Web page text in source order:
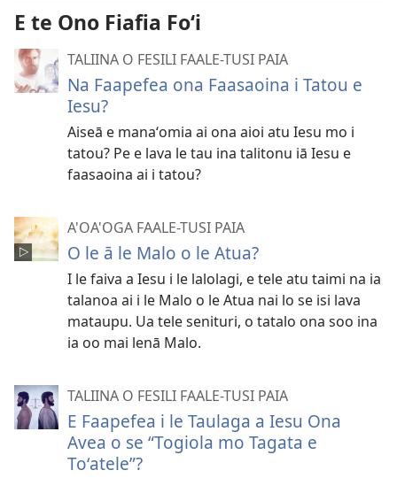
E te Ono Fiafia Foʻi
TALIINA O FESILI FAALE-TUSI PAIA
Na Faapefea ona Faasaoina i Tatou e
Iesu?
Aiseā e manaʻomia ai ona aioi atu Iesu mo i
tatou? Pe e lava le tau ina talitonu iā Iesu e
faasaoina ai i tatou?
A'OA'OGA FAALE-TUSI PAIA
O le ā le Malo o le Atua?
I le faiva a Iesu i le lalolagi, e tele atu taimi na ia
talanoa ai i le Malo o le Atua nai lo se isi lava
mataupu. Ua tele senituri, o tatalo ona soo ina
ia oo mai lenā Malo.
TALIINA O FESILI FAALE-TUSI PAIA
E Faapefea i le Taulaga a Iesu Ona
Avea o se “Togiola mo Tagata e
Toʻatele”?